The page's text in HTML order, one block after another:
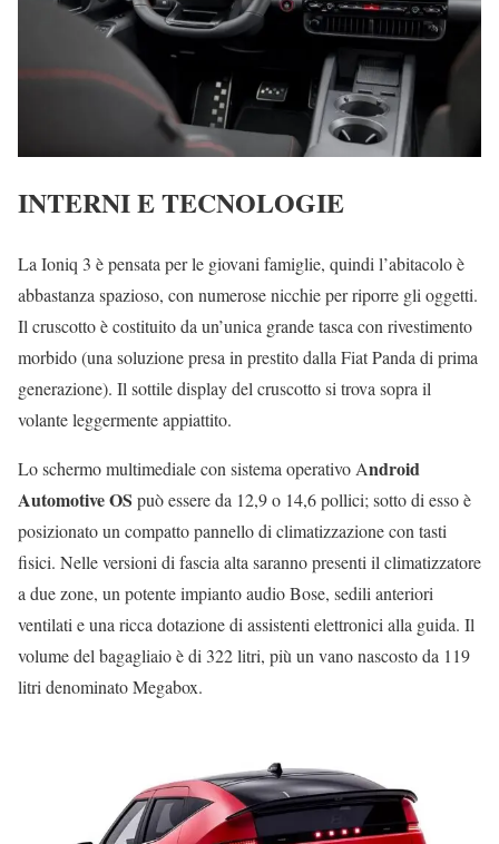
INTERNI E TECNOLOGIE
La Ioniq 3 è pensata per le giovani famiglie, quindi l’abitacolo è
abbastanza spazioso, con numerose nicchie per riporre gli oggetti.
Il cruscotto è costituito da un’unica grande tasca con rivestimento
morbido (una soluzione presa in prestito dalla Fiat Panda di prima
generazione). Il sottile display del cruscotto si trova sopra il
volante leggermente appiattito.
Lo schermo multimediale con sistema operativo Android
Automotive OS può essere da 12,9 o 14,6 pollici; sotto di esso è
posizionato un compatto pannello di climatizzazione con tasti
fisici. Nelle versioni di fascia alta saranno presenti il climatizzatore
a due zone, un potente impianto audio Bose, sedili anteriori
ventilati e una ricca dotazione di assistenti elettronici alla guida. Il
volume del bagagliaio è di 322 litri, più un vano nascosto da 119
litri denominato Megabox.